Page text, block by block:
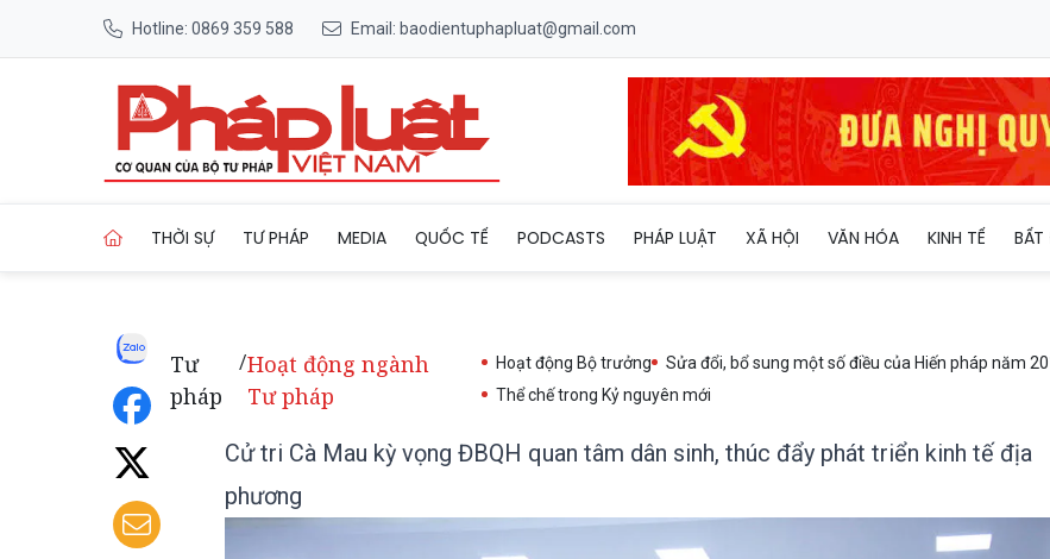
Hotline: 0869 359 588 Email: baodientuphapluat@gmail.com
THỜI SỰ TƯ PHÁP MEDIA QUỐC TẾ PODCASTS PHÁP LUẬT XÃ HỘI VĂN HÓA KINH TẾ BẤT
Tư
pháp
/Hoạt động ngành
Tư pháp
Hoạt động Bộ trưởng
Sửa đổi, bổ sung một số điều của Hiến pháp năm
Thể chế trong Kỷ nguyên mới
Cử tri Cà Mau kỳ vọng ĐBQH quan tâm dân sinh, thúc đẩy phát triển kinh tế địa
phương